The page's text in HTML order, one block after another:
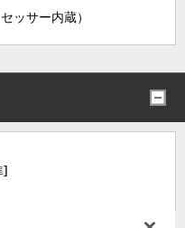
ッサー内蔵）
]